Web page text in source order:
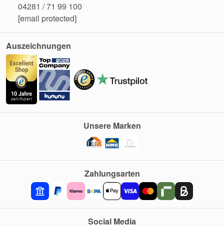
04281 / 71 99 100
[email protected]
Auszeichnungen
Zahlungsarten
Unsere Marken
Social Media